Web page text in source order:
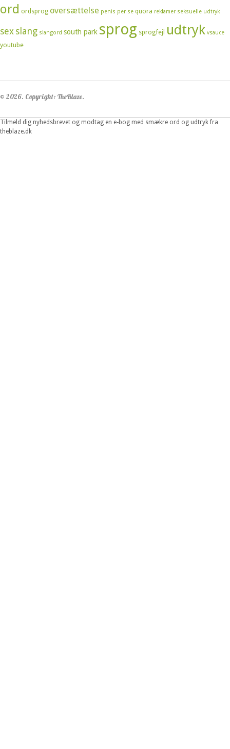
ord ordsprog oversættelse penis per se quora reklamer seksuelle udtryk
sexslang slangord south park sprog sprogfejl udtryk vsauce
youtube
© 2026. Copyright: TheBlaze.
Tilmeld dig nyhedsbrevet og modtag en e-bog med smækre ord og udtryk fra
theblaze.dk